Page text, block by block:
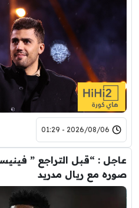
2026/08/06 - 01:29
عاجل : “قبل التراجع ”
صوره مع ريال مدريد